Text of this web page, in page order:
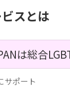
スとは
は総合
サポート